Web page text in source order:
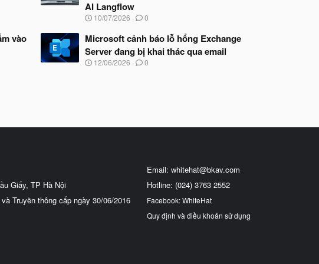
AI Langflow
N
à
y
b
ắ
10/07/2026 0
vào
Microsoft cảnh báo lỗ hổng Exchange
Server đang bị khai thác qua email
N
đ
12/06/2026 0
Giấy, TP Hà Nội
Truyền thông cấp ngày 30/06/2016
Email: whitehat@bkav.com
Hotline: (024) 3763 2552
Facebook: WhiteHat
Quy định và điều khoản sử dụng